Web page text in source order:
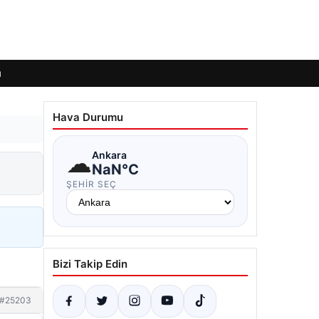
#25203
Hava Durumu
☁Ankara
NaN°C
ŞEHIR SEÇ
Bizi Takip Edin